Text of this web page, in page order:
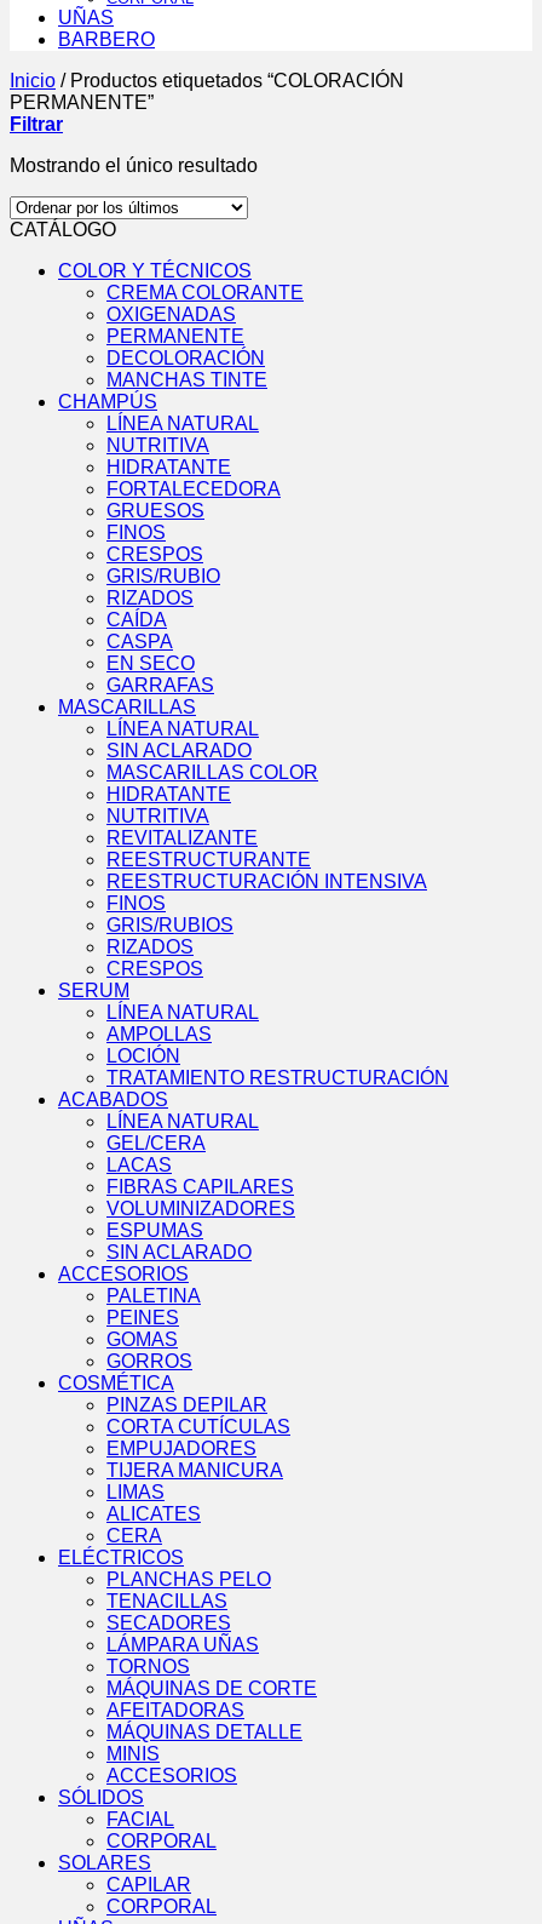
UÑAS
BARBERO
Inicio /Productos etiquetados “COLORACIÓN
PERMANENTE”
Filtrar
Mostrando el único resultado
CATÁLOGO
COLOR Y TÉCNICOS
CREMA COLORANTE
OXIGENADAS
PERMANENTE
DECOLORACIÓN
MANCHAS TINTE
CHAMPÚS
LÍNEA NATURAL
NUTRITIVA
HIDRATANTE
FORTALECEDORA
GRUESOS
FINOS
CRESPOS
GRIS/RUBIO
RIZADOS
CAÍDA
CASPA
EN SECO
GARRAFAS
MASCARILLAS
LÍNEA NATURAL
SIN ACLARADO
MASCARILLAS COLOR
HIDRATANTE
NUTRITIVA
REVITALIZANTE
REESTRUCTURANTE
REESTRUCTURACIÓN INTENSIVA
FINOS
GRIS/RUBIOS
RIZADOS
CRESPOS
SERUM
LÍNEA NATURAL
AMPOLLAS
LOCIÓN
TRATAMIENTO RESTRUCTURACIÓN
ACABADOS
LÍNEA NATURAL
GEL/CERA
LACAS
FIBRAS CAPILARES
VOLUMINIZADORES
ESPUMAS
SIN ACLARADO
ACCESORIOS
PALETINA
PEINES
GOMAS
GORROS
COSMÉTICA
PINZAS DEPILAR
CORTA CUTÍCULAS
EMPUJADORES
TIJERA MANICURA
LIMAS
ALICATES
CERA
ELÉCTRICOS
PLANCHAS PELO
TENACILLAS
SECADORES
LÁMPARA UÑAS
TORNOS
MÁQUINAS DE CORTE
AFEITADORAS
MÁQUINAS DETALLE
MINIS
ACCESORIOS
SÓLIDOS
FACIAL
CORPORAL
SOLARES
CAPILAR
CORPORAL